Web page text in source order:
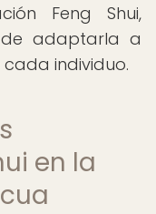
Feng Shui,
adaptarla a
individuo.
en la